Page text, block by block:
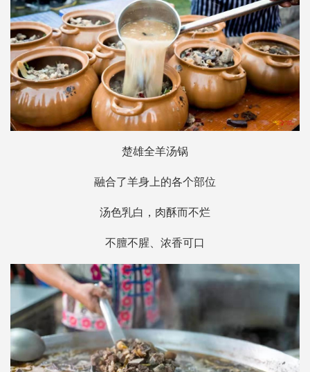
楚雄全羊汤锅
融合了羊身上的各个部位
汤色乳白，肉酥而不烂
不膻不腥、浓香可口